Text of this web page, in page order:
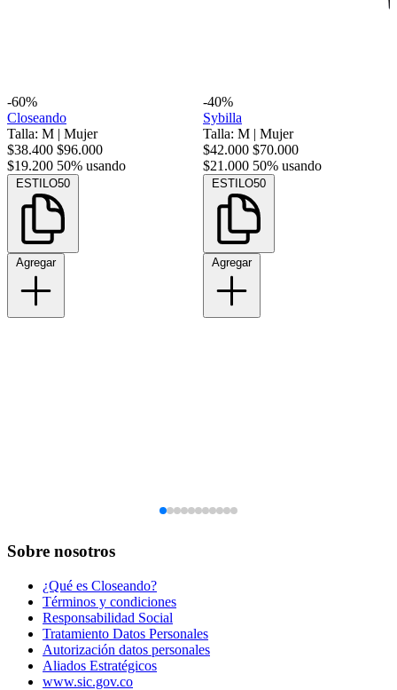
-60%
Closeando
Talla: M | Mujer
$38.400 $96.000
$19.200 50% usando
ESTILO50
Agregar
-40%
Sybilla
Talla: M | Mujer
$42.000 $70.000
$21.000 50% usando
ESTILO50
Agregar
Sobre nosotros
¿Qué es Closeando?
Términos y condiciones
Responsabilidad Social
Tratamiento Datos Personales
Autorización datos personales
Aliados Estratégicos
www.sic.gov.co